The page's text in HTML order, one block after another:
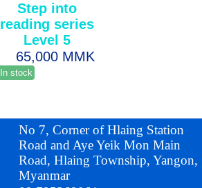
Step into
reading series
Level 5
65,000 MMK
In stock
No 7, Corner of Hlaing Station
Road and Aye Yeik Mon Main
Road, Hlaing Township, Yangon,
Myanmar